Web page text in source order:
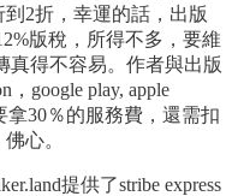
2折，幸運的話，出版
版稅，所得不多，要維
真得不容易。作者與出版
google play, apple
拿30％的服務費，還需扣
心。
提供了stribe express